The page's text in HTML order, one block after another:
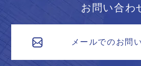
お問い合わ
メールでのお問